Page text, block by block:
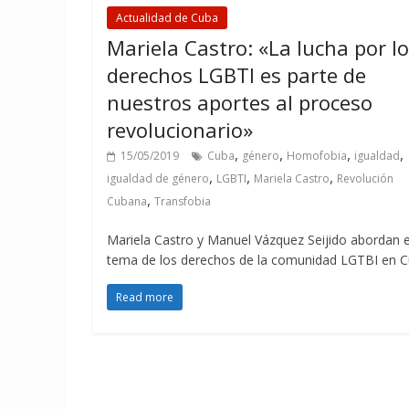
Actualidad de Cuba
Mariela Castro: «La lucha por
derechos LGBTI es parte de
nuestros aportes al proceso
revolucionario»
15/05/2019 Cuba, género, Homofobia, igualdad,
igualdad de género, LGBTI, Mariela Castro, Revolución
Cubana, Transfobia
Mariela Castro y Manuel Vázquez Seijido abordan
tema de los derechos de la comunidad LGTBI en
Read more